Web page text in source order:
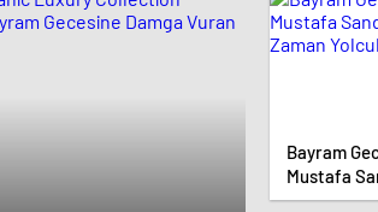
Bayram
Mustafa
Müzikal